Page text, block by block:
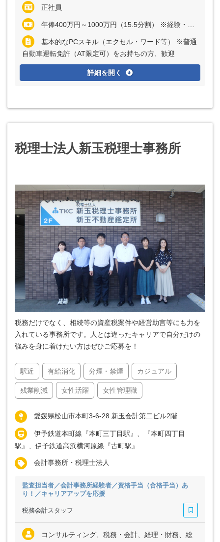
正社員
年俸400万円～1000万円（15.5分割） ※経験・能力など考慮の上、決定いたします ※残業代は全額支給
基本的なPCスキル（エクセル・ワード等） ※普通
自動車運転免許（AT限定可）をお持ちの方、歓迎
詳細を開く
税理士法人新玉税理士事務所
税務だけでなく、相続等の資産税案件や経営助言等にも力を
入れている事務所です。人とは違ったキャリアで自分だけの
強みを身に着けたい方はぜひご応募を！
駅近 有給消化 分煙・禁煙 カジュアル
残業削減 女性活躍 女性管理職
愛媛県松山市本町3-6-28 新玉会計第二ビル2階
伊予鉄道本町線『本町三丁目駅』、『本町四丁目
駅』、伊予鉄道高浜横河原線『古町駅』
会計事務所・税理士法人
監査担当者／会計事務所経験者／資格手当（合格手当）あ
り！／キャリアアップを応援
税務会計スタッフ
コンサルティング、税務・会計、経理・財務、総